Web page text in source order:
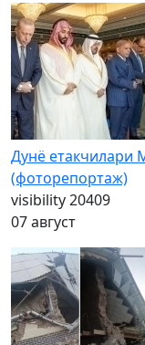
Дунё етакчилари
(фоторепортаж)
visibility20409
07 август